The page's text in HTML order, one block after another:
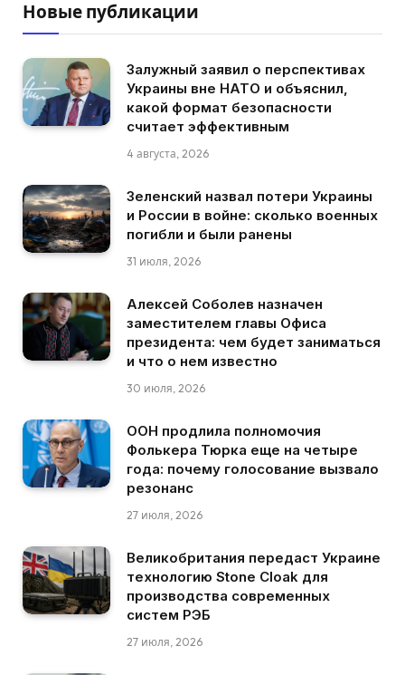
Новые публикации
Залужный заявил о перспективах
Украины вне НАТО и объяснил,
какой формат безопасности
считает эффективным
4 августа, 2026
Зеленский назвал потери Украины
и России в войне: сколько военных
погибли и были ранены
31 июля, 2026
Алексей Соболев назначен
заместителем главы Офиса
президента: чем будет заниматься
и что о нем известно
30 июля, 2026
ООН продлила полномочия
Фолькера Тюрка еще на четыре
года: почему голосование вызвало
резонанс
27 июля, 2026
Великобритания передаст Украине
технологию Stone Cloak для
производства современных
систем РЭБ
27 июля, 2026